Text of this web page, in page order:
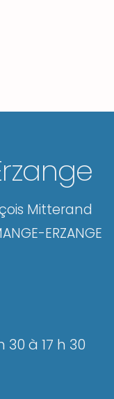
Mitterand
ERZANGE
30 à 17 h 30